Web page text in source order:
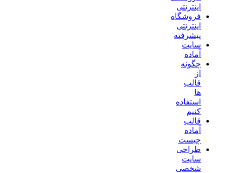
اینترنتی
فروشگاه
اینترنتی
پیشرفته
سایت
آماده
چگونه
از
قالب
ها
استفاده
کنیم
قالب
آماده
چیست
طراحی
سایت
شخصی